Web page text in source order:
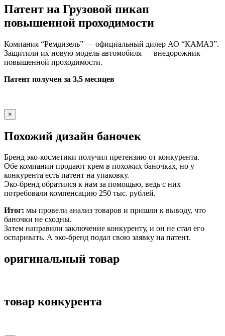
Патент на Грузовой пикап
повышенной проходимости
Компания “Ремдизель” — официальный дилер АО “КАМАЗ”.
Защитили их новую модель автомобиля — внедорожник
повышенной проходимости.
Патент получен за 3,5 месяцев
×
Похожий дизайн баночек
Бренд эко-косметики получил претензию от конкурента.
Обе компании продают крем в похожих баночках, но у
конкурента есть патент на упаковку.
Эко-бренд обратился к нам за помощью, ведь с них
потребовали компенсацию 250 тыс. рублей.
Итог: мы провели анализ товаров и пришли к выводу, что
баночки не сходны.
Затем направили заключение конкуренту, и он не стал его
оспаривать. А эко-бренд подал свою заявку на патент.
оригинальный товар
товар конкурента